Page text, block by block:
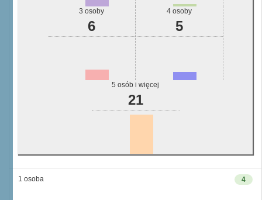
3 osoby
6
4 osoby
5
5 osób i więcej
21
4
1 osoba